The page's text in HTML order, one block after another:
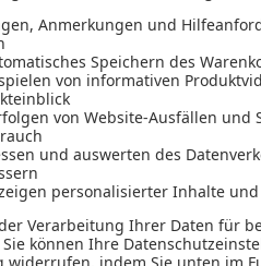
Versand & Zahlungsarten
Versandpauschalen
Kostenlose Rücksendungen